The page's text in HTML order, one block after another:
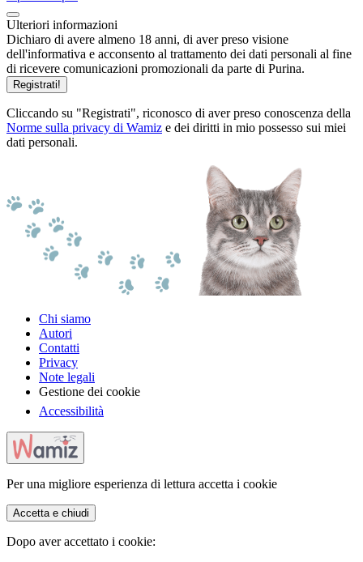
Ulteriori informazioni
Dichiaro di avere almeno 18 anni, di aver preso visione
dell'informativa e acconsento al trattamento dei dati personali al fine
di ricevere comunicazioni promozionali da parte di Purina.
Registrati!
Cliccando su "Registrati", riconosco di aver preso conoscenza della
Norme sulla privacy di Wamiz e dei diritti in mio possesso sui miei
dati personali.
Chi siamo
Autori
Contatti
Privacy
Note legali
Gestione dei cookie
Accessibilità
Per una migliore esperienza di lettura accetta i cookie
Accetta e chiudi
Dopo aver accettato i cookie: